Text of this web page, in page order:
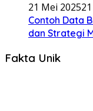
21 Mei 2025
Contoh Data
dan Strategi
Fakta Unik